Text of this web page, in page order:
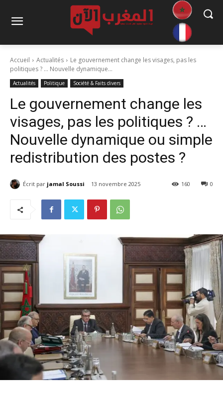
Accueil Actualités
Le gouvernement change les visages, pas les
politiques ? … Nouvelle dynamique...
Actualités Politique Société & Faits divers
Le gouvernement change les
visages, pas les politiques ? …
Nouvelle dynamique ou simple
redistribution des postes ?
Écrit par jamal Soussi 13 novembre 2025 0
160